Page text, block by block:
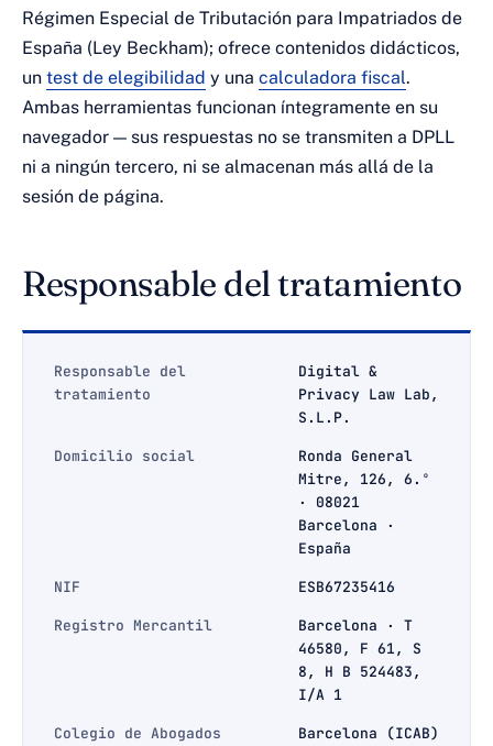
Régimen Especial de Tributación para Impatriados de
España (Ley Beckham); ofrece contenidos didácticos,
un test de elegibilidad y una calculadora fiscal.
Ambas herramientas funcionan íntegramente en su
navegador — sus respuestas no se transmiten a DPLL
ni a ningún tercero, ni se almacenan más allá de la
sesión de página.
Responsable del tratamiento
Responsable del
tratamiento
Digital &
Privacy Law Lab,
S.L.P.
Domicilio social
Ronda General
Mitre, 126, 6.º
· 08021
Barcelona ·
España
NIF ESB67235416
Registro Mercantil
Barcelona · T
46580, F 61, S
8, H B 524483,
I/A 1
Colegio de Abogados
Barcelona (ICAB)